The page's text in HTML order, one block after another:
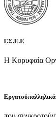
Γ.Σ.Ε.Ε
Η Κορυφαία